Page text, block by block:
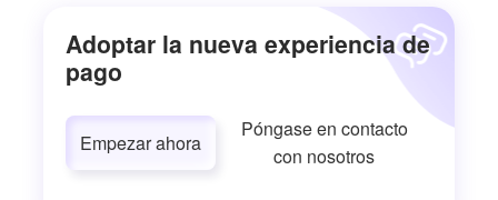
Adoptar la nueva experiencia de
pago
Empezar ahora
Póngase en contacto
con nosotros